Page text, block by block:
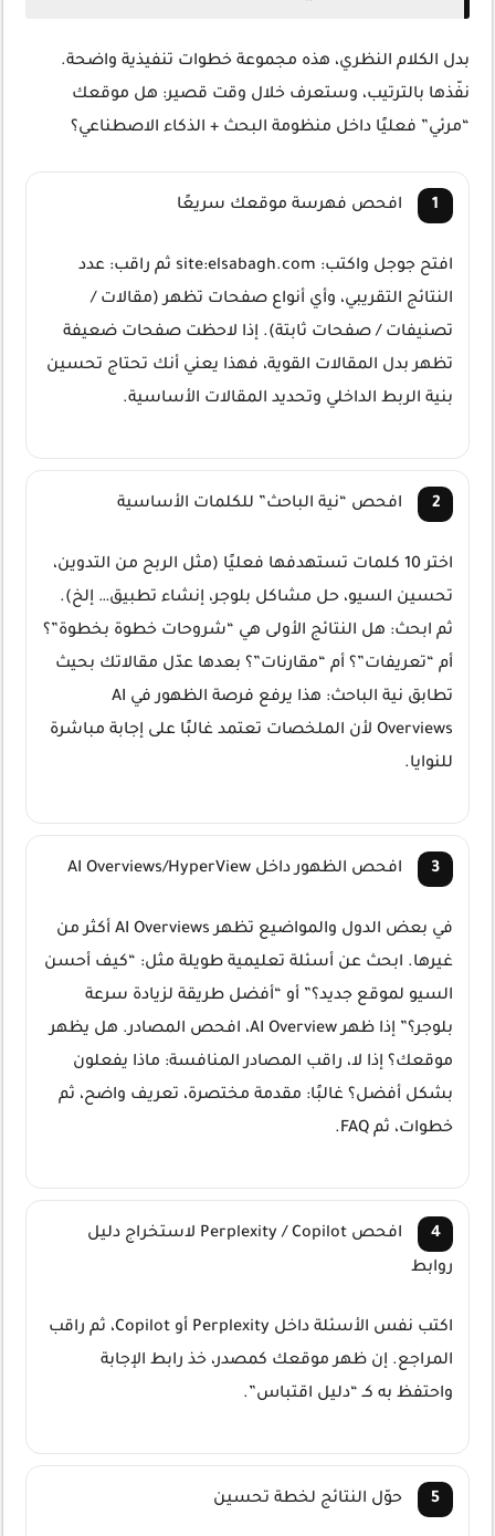
بدل الكلام النظري، هذه مجموعة خطوات تنفيذية واضحة.
نفّذها بالترتيب، وستعرف خلال وقت قصير: هل موقعك
“مرئي” فعليًا داخل منظومة البحث + الذكاء الاصطناعي؟
افحص فهرسة موقعك سريعًا
افتح جوجل واكتب: site:elsabagh.com ثم راقب: عدد
النتائج التقريبي، وأي أنواع صفحات تظهر (مقالات /
تصنيفات / صفحات ثابتة). إذا لاحظت صفحات ضعيفة
تظهر بدل المقالات القوية، فهذا يعني أنك تحتاج تحسين
بنية الربط الداخلي وتحديد المقالات الأساسية.
افحص “نية الباحث” للكلمات الأساسية
اختر 10 كلمات تستهدفها فعليًا (مثل الربح من التدوين،
تحسين السيو، حل مشاكل بلوجر، إنشاء تطبيق… إلخ).
ثم ابحث: هل النتائج الأولى هي “شروحات خطوة بخطوة”؟
أم “تعريفات”؟ أم “مقارنات”؟ بعدها عدّل مقالاتك بحيث
تطابق نية الباحث: هذا يرفع فرصة الظهور في AI
Overviews لأن الملخصات تعتمد غالبًا على إجابة مباشرة
للنوايا.
افحص الظهور داخل AI Overviews/HyperView
في بعض الدول والمواضيع تظهر AI Overviews أكثر من
غيرها. ابحث عن أسئلة تعليمية طويلة مثل: “كيف أحسن
السيو لموقع جديد؟” أو “أفضل طريقة لزيادة سرعة
بلوجر؟” إذا ظهر AI Overview، افحص المصادر. هل يظهر
موقعك؟ إذا لا، راقب المصادر المنافسة: ماذا يفعلون
بشكل أفضل؟ غالبًا: مقدمة مختصرة، تعريف واضح، ثم
خطوات، ثم FAQ.
افحص Perplexity / Copilot لاستخراج دليل
روابط
اكتب نفس الأسئلة داخل Perplexity أو Copilot، ثم راقب
المراجع. إن ظهر موقعك كمصدر، خذ رابط الإجابة
واحتفظ به كـ “دليل اقتباس”.
حوّل النتائج لخطة تحسين